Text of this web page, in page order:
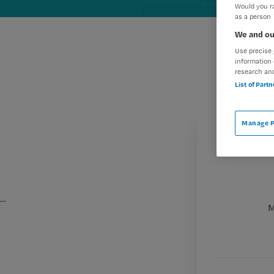
…
Would you
as a person
We and
Use
information
research
List of
Manage